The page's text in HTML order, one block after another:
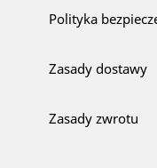
Polityka
Zasady dostawy
Zasady zwrotu